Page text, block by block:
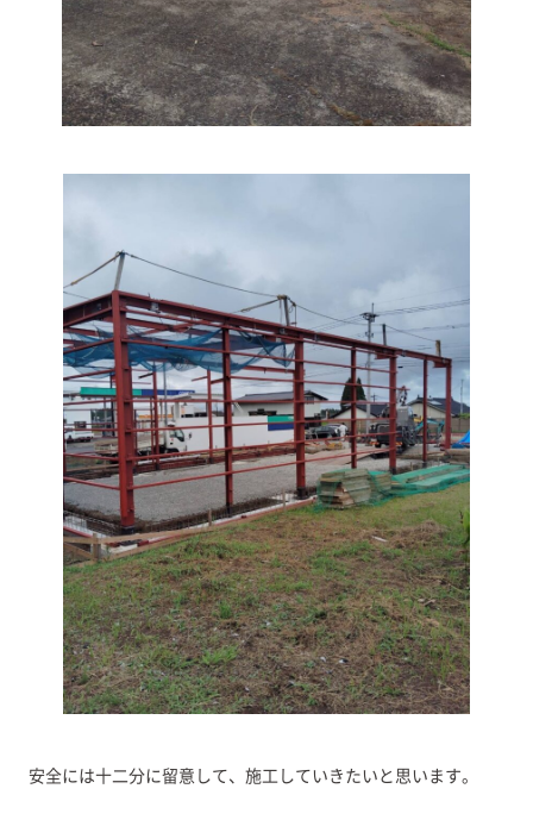
安全には十二分に留意して、施工していきたいと思います。